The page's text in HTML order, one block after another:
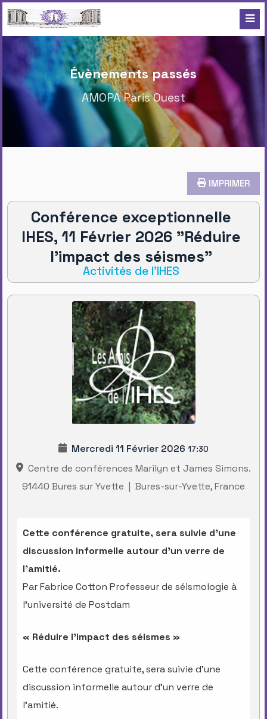
Évènements passés
AMOPA Paris Ouest
IMPRIMER
Conférence exceptionnelle
IHES, 11 Février 2026 "Réduire
l'impact des séismes"
Activités de l'IHES
Mercredi 11 Février 2026 17:30
Centre de conférences Marilyn et James Simons.
91440 Bures sur Yvette | Bures-sur-Yvette, France
Cette conférence gratuite, sera suivie d’une
discussion informelle autour d’un verre de
l’amitié.
Par Fabrice Cotton Professeur de séismologie à
l’université de Postdam
« Réduire l’impact des séismes »
Cette conférence gratuite, sera suivie d’une
discussion informelle autour d’un verre de
l’amitié.